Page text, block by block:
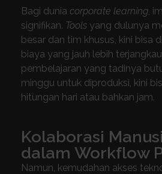
Bagi dunia corporate learning ,
signifikan. Tools yang dulunya
besar dan tim khusus, kini bisa
biaya yang jauh lebih
pembelajaran yang tadinya
minggu untuk diproduksi, kini
hitungan hari atau bahkan jam.
Kolaborasi
dalam Workflow
Namun, kemudahan akses